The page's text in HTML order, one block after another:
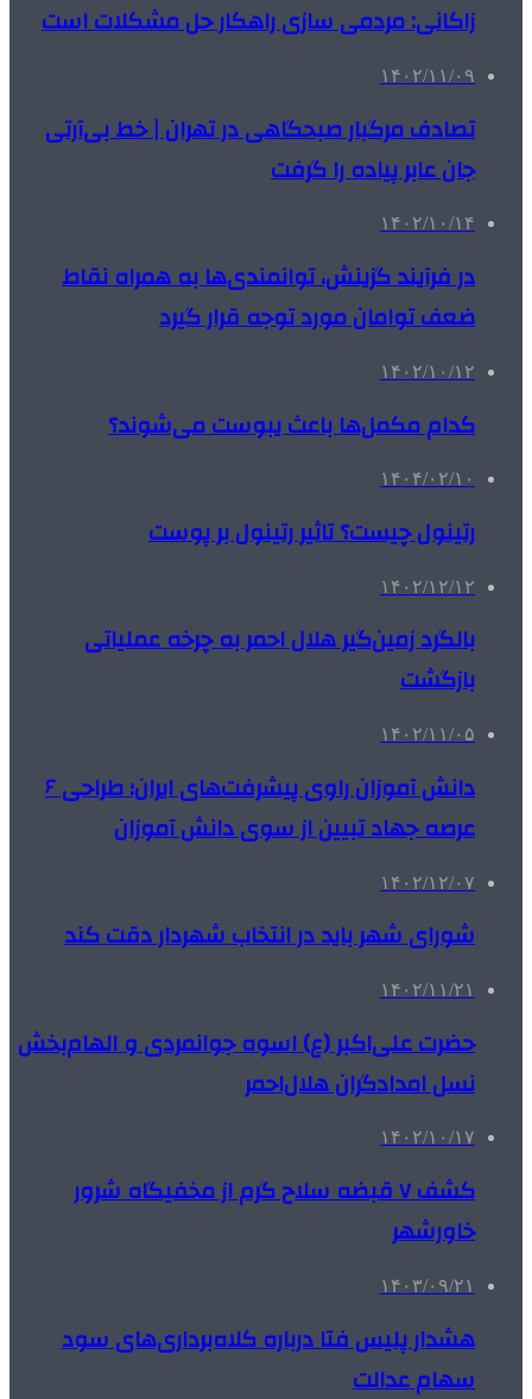
زاکانی: مردمی سازی راهکار حل مشکلات است
۱۴۰۲/۱۱/۰۹
تصادف مرگبار صبحگاهی در تهران | خط بی‌آرتی
جان عابر پیاده را گرفت
۱۴۰۲/۱۰/۱۴
در فرآیند گزینش، توانمندی‌ها به همراه نقاط
ضعف توامان مورد توجه قرار گیرد
۱۴۰۲/۱۰/۱۲
کدام مکمل‌ها باعث یبوست می‌شوند؟
۱۴۰۴/۰۲/۱۰
رتینول چیست؟ تاثیر رتینول بر پوست
۱۴۰۲/۱۲/۱۲
بالگرد زمین‌گیر هلال احمر به چرخه عملیاتی
بازگشت
۱۴۰۲/۱۱/۰۵
دانش آموزان راوی پیشرفت‌های ایران؛ طراحی ۶
عرصه جهاد تبیین از سوی دانش آموزان
۱۴۰۲/۱۲/۰۷
شورای شهر باید در انتخاب شهردار دقت کند
۱۴۰۲/۱۱/۲۱
حضرت علی‌اکبر (ع) اسوه جوانمردی و الهام‌بخش
نسل امدادگران هلال‌احمر
۱۴۰۲/۱۰/۱۷
کشف ۷ قبضه سلاح گرم از مخفیگاه شرور
خاورشهر
۱۴۰۳/۰۹/۲۱
هشدار پلیس فتا درباره کلاه‌برداری‌های سود
سهام عدالت